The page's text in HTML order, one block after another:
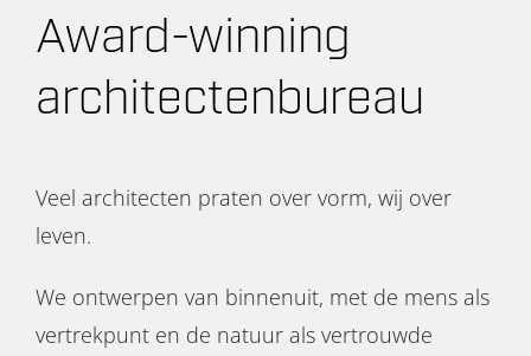
Award-winning
architectenbureau
Veel architecten praten over vorm, wij over
leven.
We ontwerpen van binnenuit, met de mens als
vertrekpunt en de natuur als vertrouwde